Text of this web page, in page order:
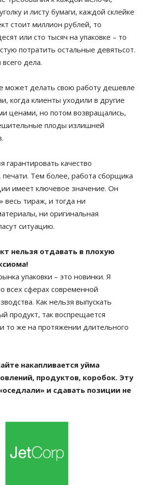
и листу бумаги, каждой склейке
стоит миллион рублей, то
или сто тысяч на упаковке – то
потратить остальные девятьсот.
дела.
может делать свою работу дешевле
когда клиенты уходили в другие
ценами, но потом возвращались,
плоды излишней
гарантировать качество
печати. Тем более, работа сборщика
имеет ключевое значение. Он
весь тираж, и тогда ни
ни оригинальная
ситуацию.
нельзя отдавать в плохую
упаковки – это новинки. Я
всех сферах современной
Как нельзя выпускать
продукт, так воспрещается
то же на протяжении длительного
накапливается уйма
продуктов, коробок. Эту
и сдавать позиции не